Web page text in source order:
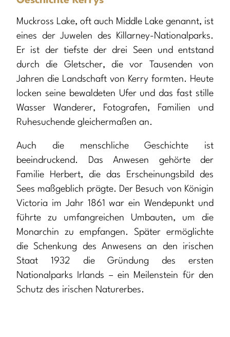
Muckross Lake, oft auch Middle Lake genannt, ist
eines der Juwelen des Killarney-Nationalparks.
Er ist der tiefste der drei Seen und entstand
durch die Gletscher, die vor Tausenden von
Jahren die Landschaft von Kerry formten. Heute
locken seine bewaldeten Ufer und das fast stille
Wasser Wanderer, Fotografen, Familien und
Ruhesuchende gleichermaßen an.
Auch die menschliche Geschichte ist
beeindruckend. Das Anwesen gehörte der
Familie Herbert, die das Erscheinungsbild des
Sees maßgeblich prägte. Der Besuch von Königin
Victoria im Jahr 1861 war ein Wendepunkt und
führte zu umfangreichen Umbauten, um die
Monarchin zu empfangen. Später ermöglichte
die Schenkung des Anwesens an den irischen
Staat 1932 die Gründung des ersten
Nationalparks Irlands – ein Meilenstein für den
Schutz des irischen Naturerbes.